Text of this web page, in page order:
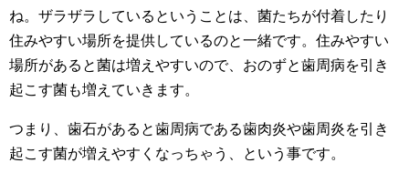
ね。ザラザラしているということは、菌たちが付着したり
住みやすい場所を提供しているのと一緒です。住みやすい
場所があると菌は増えやすいので、おのずと歯周病を引き
起こす菌も増えていきます。
つまり、歯石があると歯周病である歯肉炎や歯周炎を引き
起こす菌が増えやすくなっちゃう、という事です。